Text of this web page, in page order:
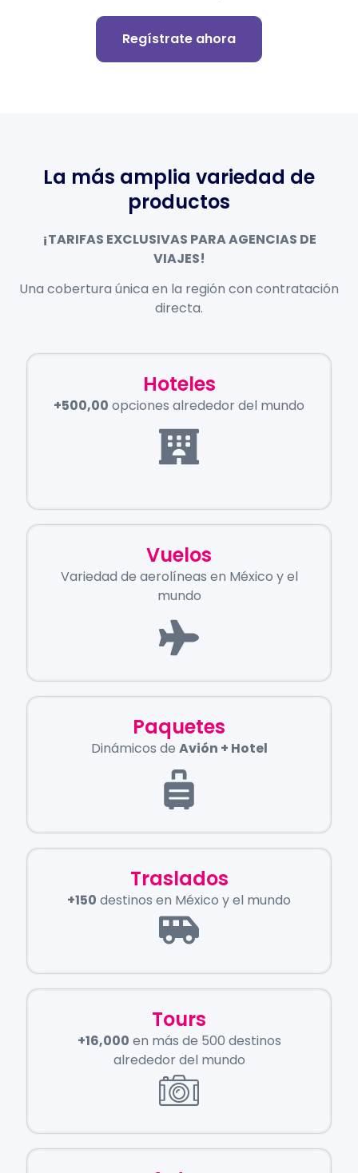
Regístrate ahora
La más amplia variedad de
productos
¡TARIFAS EXCLUSIVAS PARA AGENCIAS DE
VIAJES!
Una cobertura única en la región con contratación
directa.
Hoteles
+500,00 opciones alrededor del mundo
Vuelos
Variedad de aerolíneas en México y el
mundo
Paquetes
Dinámicos de Avión + Hotel
Traslados
+150 destinos en México y el mundo
Tours
+16,000 en más de 500 destinos
alrededor del mundo